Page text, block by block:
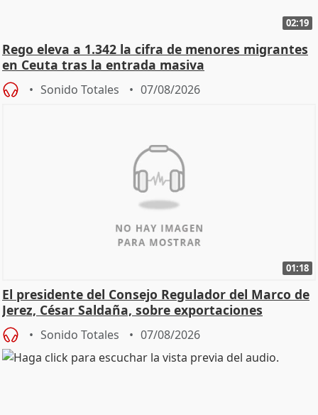
02:19
Rego eleva a 1.342 la cifra de menores migrantes
en Ceuta tras la entrada masiva
Sonido Totales 07/08/2026
01:18
El presidente del Consejo Regulador del Marco de
Jerez, César Saldaña, sobre exportaciones
Sonido Totales 07/08/2026